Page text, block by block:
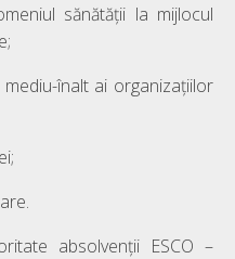
sănătății la mijlocul
înalt ai organizațiilor
absolvenții ESCO –